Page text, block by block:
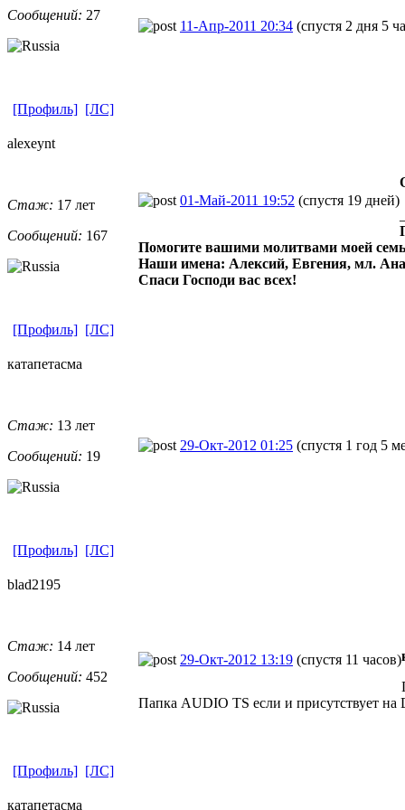
Сообщений: 27
11-Апр-2011 20:34 (спустя 2 дня 5
[Профиль] [ЛС]
alexeynt
Стаж: 17 лет
Сообщений: 167
01-Май-2011 19:52 (спустя 19 дней)
Помогите вашими молитвами моей
Наши имена: Алексий, Евгения, мл.
Спаси Господи вас всех!
[Профиль] [ЛС]
катапетасма
Стаж: 13 лет
Сообщений: 19
29-Окт-2012 01:25 (спустя 1 год 5
[Профиль] [ЛС]
blad2195
Стаж: 14 лет
Сообщений: 452
29-Окт-2012 13:19 (спустя 11 часов)
Папка AUDIO TS если и присутствует на
[Профиль] [ЛС]
катапетасма